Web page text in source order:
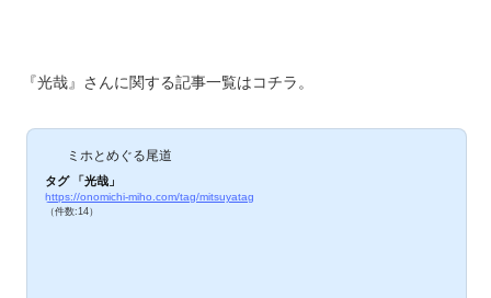
『光哉』さんに関する記事一覧はコチラ。
ミホとめぐる尾道
タグ 「光哉」
https://onomichi-miho.com/tag/mitsuyatag
（件数:14）